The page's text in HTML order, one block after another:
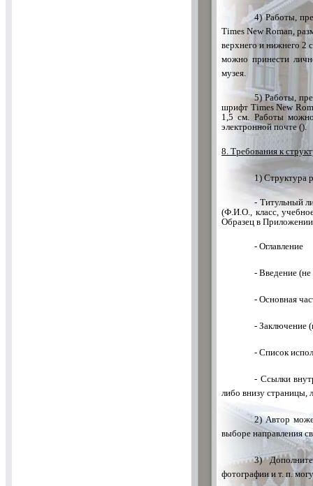
4) Работы,
Times New Roman,
верхнего и нижнего 2
можно принести
музея.
5) Работы,
шрифт Times New
1,5 см. Работы
электронной почте ().
8. Требования к
1) Структура
- Титульный
(Ф.И.О., класс,
Образец в
- Оглавление
- Введение (не
- Основная
- Заключение
- Список
- Ссылки
либо внизу страницы,
2) Автор
выборе направления
3)
фотографии и т. п.